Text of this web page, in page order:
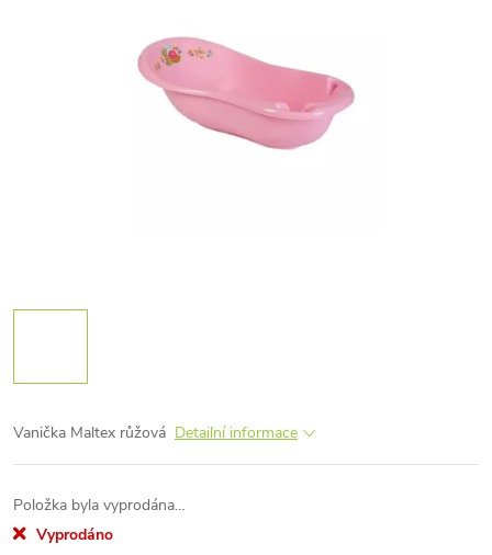
Vanička Maltex růžová Detailní informace
Položka byla vyprodána…
Vyprodáno